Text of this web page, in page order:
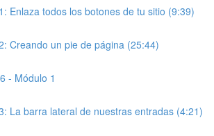
Enlaza todos los botones de tu sitio (9:39)
Creando un pie de página (25:44)
- Módulo 1
La barra lateral de nuestras entradas (4:21)